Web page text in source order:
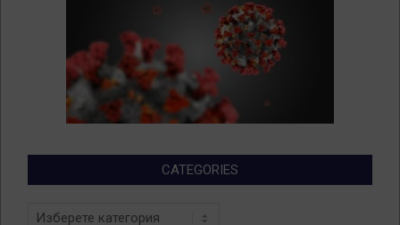
CATEGORIES
Categories